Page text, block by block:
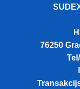
76250